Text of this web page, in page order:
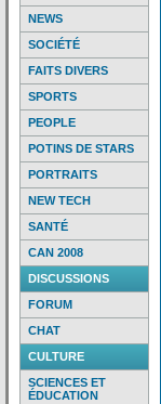
NEWS
SOCIÉTÉ
FAITS DIVERS
SPORTS
PEOPLE
POTINS DE STARS
PORTRAITS
NEW TECH
SANTÉ
CAN 2008
DISCUSSIONS
FORUM
CHAT
CULTURE
SCIENCES ET
ÉDUCATION